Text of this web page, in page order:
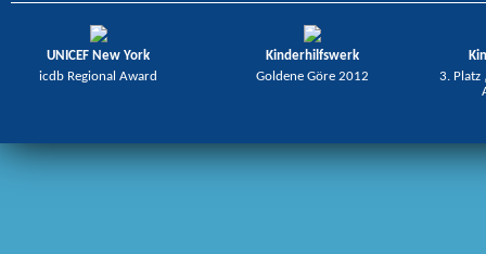
UNICEF New York
icdb Regional Award
Kinderhilfswerk
Goldene Göre 2012
3. Platz